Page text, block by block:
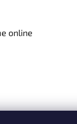
online